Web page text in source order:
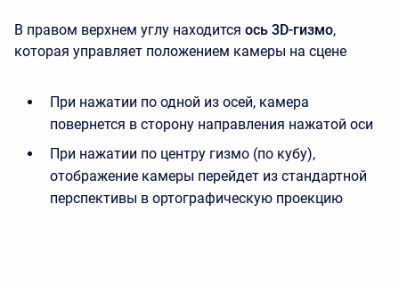
В правом верхнем углу находится ось 3D-гизмо,
которая управляет положением камеры на сцене
При нажатии по одной из осей, камера
повернется в сторону направления нажатой оси
При нажатии по центру гизмо (по кубу),
отображение камеры перейдет из стандартной
перспективы в ортографическую проекцию